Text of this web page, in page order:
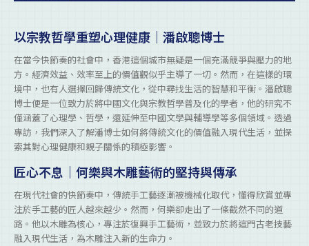
以宗教哲學重塑心理健康｜潘啟聰博士
在當今快節奏的社會中，香港這個城市無疑是一個充滿競爭與壓力的地
方。經濟效益、效率至上的價值觀似乎主導了一切。然而，在這樣的環
境中，也有人選擇回歸傳統文化，從中尋找生活的智慧和平衡。潘啟聰
博士便是一位致力於將中國文化與宗教哲學普及化的學者，他的研究不
僅涵蓋了心理學、哲學，還延伸至中國文學與輔導學等多個領域。透過
專訪，我們深入了解潘博士如何將傳統文化的價值融入現代生活，並探
索其對心理健康和親子關係的積極影響。
匠心不息｜何樂與木雕藝術的堅持與傳承
在現代社會的快節奏中，傳統手工藝逐漸被機械化取代，懂得欣賞並專
注於手工藝的匠人越來越少。然而，何樂卻走出了一條截然不同的道
路。他以木雕為核心，專注於復興手工藝術，並致力於將這門古老技藝
融入現代生活，為木雕注入新的生命力。